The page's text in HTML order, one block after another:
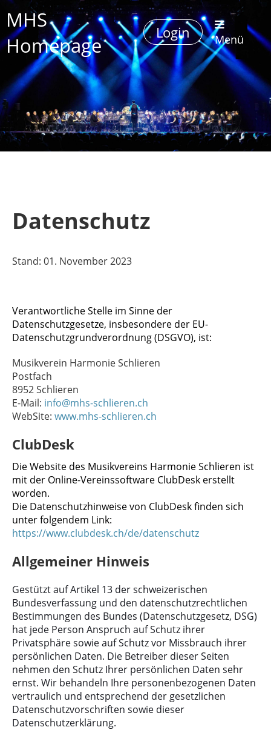
MHS
Homepage
Login Menü
Datenschutz
Stand: 01. November 2023
Verantwortliche Stelle im Sinne der
Datenschutzgesetze, insbesondere der EU-
Datenschutzgrundverordnung (DSGVO), ist:
Musikverein Harmonie Schlieren
Postfach
8952 Schlieren
E-Mail: info@mhs-schlieren.ch
WebSite: www.mhs-schlieren.ch
ClubDesk
Die Website des Musikvereins Harmonie Schlieren ist
mit der Online-Vereinssoftware ClubDesk erstellt
worden.
Die Datenschutzhinweise von ClubDesk finden sich
unter folgendem Link:
https://www.clubdesk.ch/de/datenschutz
Allgemeiner Hinweis
Gestützt auf Artikel 13 der schweizerischen
Bundesverfassung und den datenschutzrechtlichen
Bestimmungen des Bundes (Datenschutzgesetz, DSG)
hat jede Person Anspruch auf Schutz ihrer
Privatsphäre sowie auf Schutz vor Missbrauch ihrer
persönlichen Daten. Die Betreiber dieser Seiten
nehmen den Schutz Ihrer persönlichen Daten sehr
ernst. Wir behandeln Ihre personenbezogenen Daten
vertraulich und entsprechend der gesetzlichen
Datenschutzvorschriften sowie dieser
Datenschutzerklärung.